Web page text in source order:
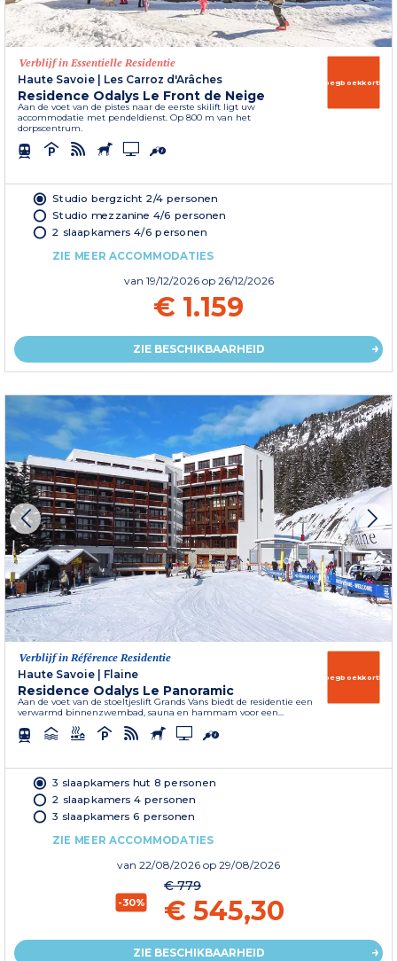
Verblijf in Essentielle Residentie
Haute Savoie
Les Carroz d'Arâches
Residence Odalys Le Front de Neige
Aan de voet van de pistes naar de eerste skilift ligt uw
accommodatie met pendeldienst. Op 800 m van het
dorpscentrum.
Vroegboekkorting
Studio bergzicht 2/4 personen
Studio mezzanine 4/6 personen
2 slaapkamers 4/6 personen
ZIE MEER ACCOMMODATIES
van 19/12/2026 op 26/12/2026
€ 1.159
ZIE BESCHIKBAARHEID
Verblijf in Référence Residentie
Haute Savoie
Flaine
Residence Odalys Le Panoramic
Aan de voet van de stoeltjeslift Grands Vans biedt de residentie een
verwarmd binnenzwembad, sauna en hammam voor een...
Vroegboekkorting
3 slaapkamers hut 8 personen
2 slaapkamers 4 personen
3 slaapkamers 6 personen
ZIE MEER ACCOMMODATIES
van 22/08/2026 op 29/08/2026
-30%
€ 779
€ 545,30
ZIE BESCHIKBAARHEID